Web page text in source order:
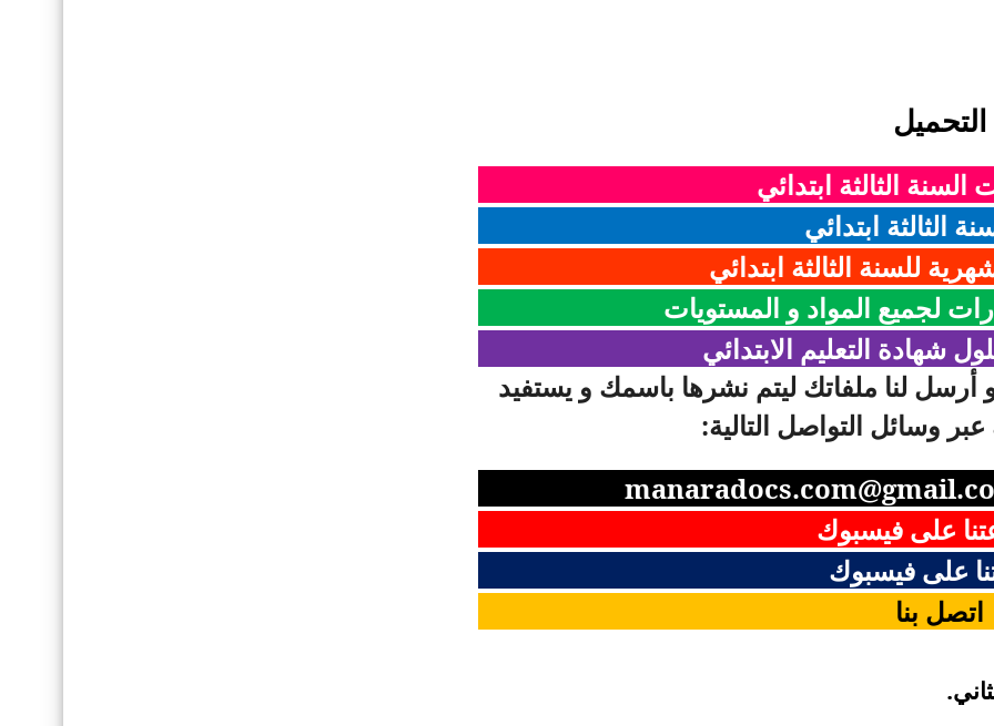
التحميل
الثالثة ابتدائي
الثالثة ابتدائي
للسنة الثالثة ابتدائي
لجميع المواد و المستويات
شهادة التعليم الابتدائي
أرسل لنا ملفاتك ليتم نشرها باسمك و يستفيد
عبر وسائل التواصل التالية:
على فيسبوك
على فيسبوك
اتصل بنا
.